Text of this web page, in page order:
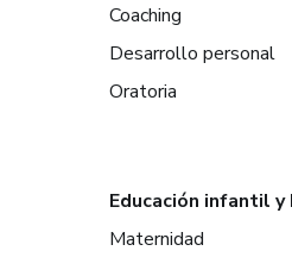
Coaching
Desarrollo personal
Oratoria
Educación infantil y
Maternidad